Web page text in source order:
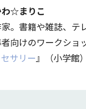
わ☆まりこ
。書籍や雑誌、テ
向けのワークショ
サリー 』（小学館